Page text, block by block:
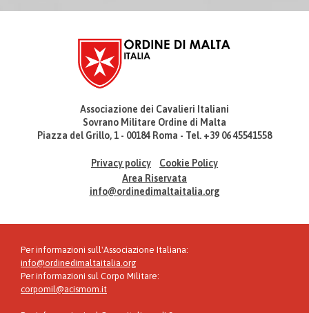
Associazione dei Cavalieri Italiani
Sovrano Militare Ordine di Malta
Piazza del Grillo, 1 - 00184 Roma - Tel. +39 06 45541558
Privacy policy
Cookie Policy
Area Riservata
info@ordinedimaltaitalia.org
Per informazioni sull'Associazione Italiana:
info@ordinedimaltaitalia.org
Per informazioni sul Corpo Militare:
corpomil@acismom.it